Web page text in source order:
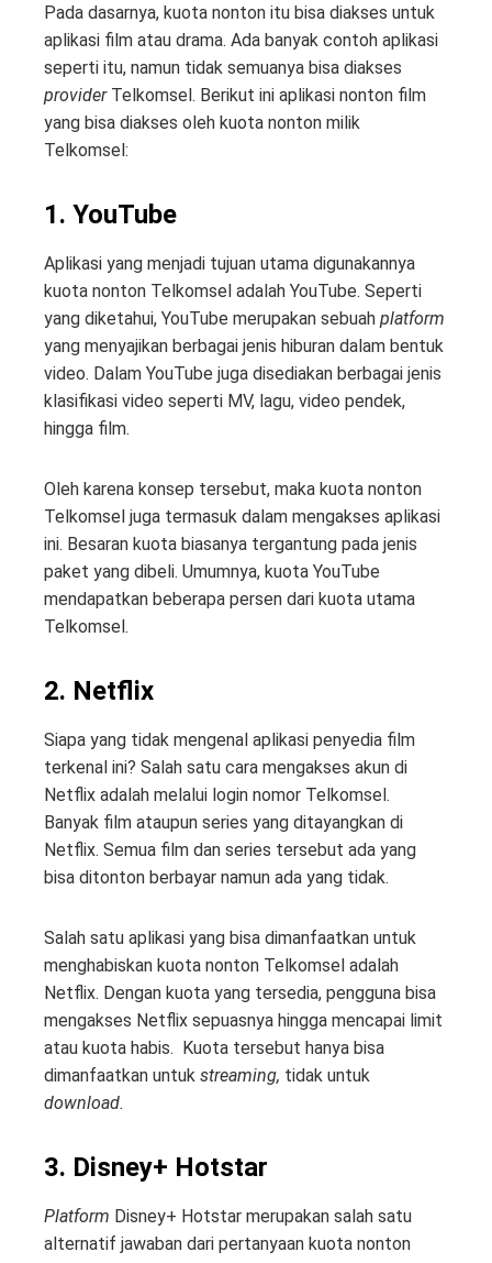
Pada dasarnya, kuota nonton itu bisa diakses untuk
aplikasi film atau drama. Ada banyak contoh aplikasi
seperti itu, namun tidak semuanya bisa diakses
providerTelkomsel. Berikut ini aplikasi nonton film
yang bisa diakses oleh kuota nonton milik
Telkomsel:
1. YouTube
Aplikasi yang menjadi tujuan utama digunakannya
kuota nonton Telkomsel adalah YouTube. Seperti
yang diketahui, YouTube merupakan sebuah platform
yang menyajikan berbagai jenis hiburan dalam bentuk
video. Dalam YouTube juga disediakan berbagai jenis
klasifikasi video seperti MV, lagu, video pendek,
hingga film.
Oleh karena konsep tersebut, maka kuota nonton
Telkomsel juga termasuk dalam mengakses aplikasi
ini. Besaran kuota biasanya tergantung pada jenis
paket yang dibeli. Umumnya, kuota YouTube
mendapatkan beberapa persen dari kuota utama
Telkomsel.
2. Netflix
Siapa yang tidak mengenal aplikasi penyedia film
terkenal ini? Salah satu cara mengakses akun di
Netflix adalah melalui login nomor Telkomsel.
Banyak film ataupun series yang ditayangkan di
Netflix. Semua film dan series tersebut ada yang
bisa ditonton berbayar namun ada yang tidak.
Salah satu aplikasi yang bisa dimanfaatkan untuk
menghabiskan kuota nonton Telkomsel adalah
Netflix. Dengan kuota yang tersedia, pengguna bisa
mengakses Netflix sepuasnya hingga mencapai limit
atau kuota habis. Kuota tersebut hanya bisa
dimanfaatkan untuk streaming, tidak untuk
download.
3. Disney+ Hotstar
Platform Disney+ Hotstar merupakan salah satu
alternatif jawaban dari pertanyaan kuota nonton